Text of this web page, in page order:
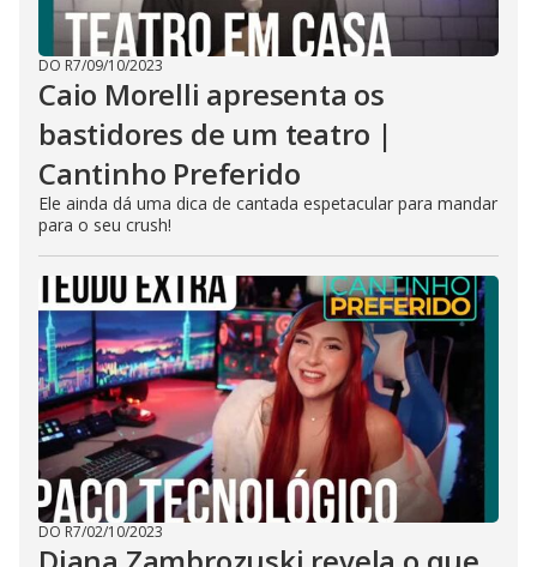
DO R7/09/10/2023
Caio Morelli apresenta os
bastidores de um teatro |
Cantinho Preferido
Ele ainda dá uma dica de cantada espetacular para mandar
para o seu crush!
DO R7/02/10/2023